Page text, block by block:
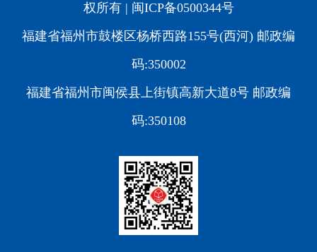
权所有 | 闽ICP备0500344号
福建省福州市鼓楼区杨桥西路155号(西河) 邮政编
码:350002
福建省福州市闽侯县上街镇高新大道8号 邮政编
码:350108